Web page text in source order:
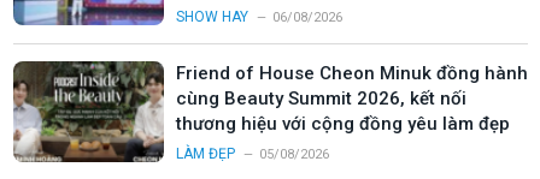
SHOW HAY 06/08/2026
Friend of House Cheon Minuk đồng hành
cùng Beauty Summit 2026, kết nối
thương hiệu với cộng đồng yêu làm đẹp
LÀM ĐẸP 05/08/2026